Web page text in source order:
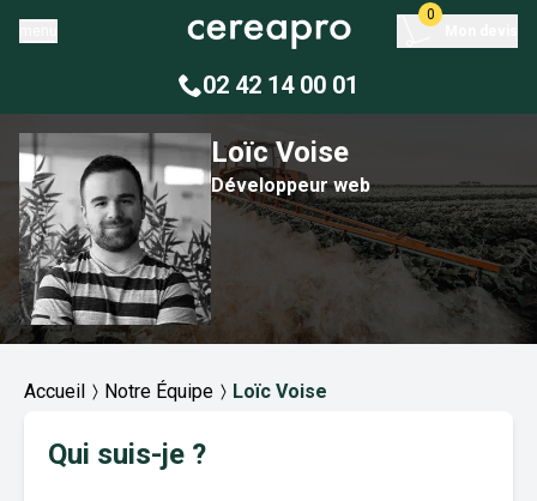
0
02 42 14 00 01
Loïc Voise
Développeur web
Accueil Notre Équipe Loïc Voise
Qui suis-je ?